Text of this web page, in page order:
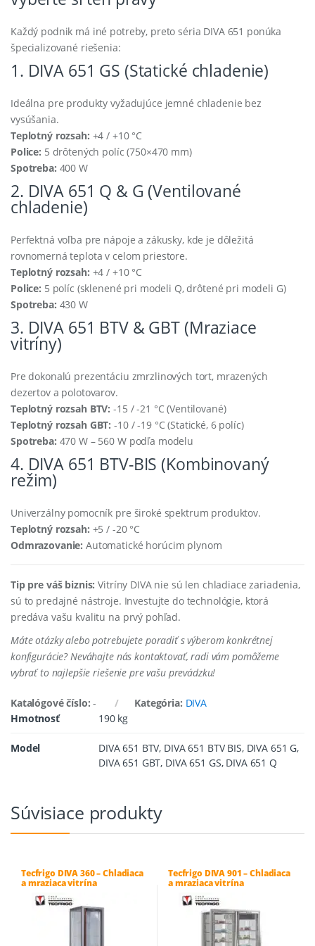
Každý podnik má iné potreby, preto séria DIVA 651 ponúka
špecializované riešenia:
1. DIVA 651 GS (Statické chladenie)
Ideálna pre produkty vyžadujúce jemné chladenie bez
vysúšania.
Teplotný rozsah: +4 / +10 °C
Police: 5 drôtených políc (750×470 mm)
Spotreba: 400 W
2. DIVA 651 Q & G (Ventilované
chladenie)
Perfektná voľba pre nápoje a zákusky, kde je dôležitá
rovnomerná teplota v celom priestore.
Teplotný rozsah: +4 / +10 °C
Police: 5 políc (sklenené pri modeli Q, drôtené pri modeli G)
Spotreba: 430 W
3. DIVA 651 BTV & GBT (Mraziace
vitríny)
Pre dokonalú prezentáciu zmrzlinových tort, mrazených
dezertov a polotovarov.
Teplotný rozsah BTV: -15 / -21 °C (Ventilované)
Teplotný rozsah GBT: -10 / -19 °C (Statické, 6 políc)
Spotreba: 470 W – 560 W podľa modelu
4. DIVA 651 BTV-BIS (Kombinovaný
režim)
Univerzálny pomocník pre široké spektrum produktov.
Teplotný rozsah: +5 / -20 °C
Odmrazovanie: Automatické horúcim plynom
Tip pre váš biznis: Vitríny DIVA nie sú len chladiace zariadenia,
sú to predajné nástroje. Investujte do technológie, ktorá
predáva vašu kvalitu na prvý pohľad.
Máte otázky alebo potrebujete poradiť s výberom konkrétnej
konfigurácie? Neváhajte nás kontaktovať, radi vám pomôžeme
vybrať to najlepšie riešenie pre vašu prevádzku!
Katalógové číslo:- Kategória: DIVA
Hmotnosť
190 kg
Model
DIVA 651 BTV, DIVA 651 BTV BIS, DIVA 651 G,
DIVA 651 GBT, DIVA 651 GS, DIVA 651 Q
Súvisiace produkty
Tecfrigo DIVA 360 – Chladiaca
a mraziaca vitrína
Tecfrigo DIVA 901 – Chladiaca
a mraziaca vitrína